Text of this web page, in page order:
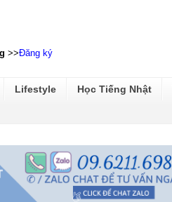
>>Đăng ký
Lifestyle Học Tiếng Nhật